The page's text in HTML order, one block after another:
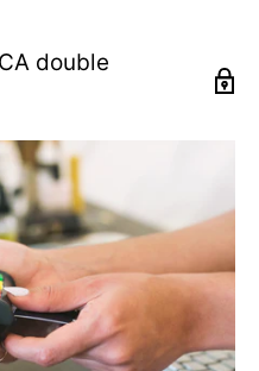
satisface tanto las
de quienes valoran la
de grasa para un estilo
resistentes y construcción
que se adapta sin
casual, outdoor y
double